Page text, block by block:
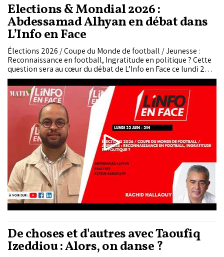
Élections & Mondial 2026 :
Abdessamad Alhyan en débat dans
L’Info en Face
Élections 2026 / Coupe du Monde de football / Jeunesse :
Reconnaissance en football, Ingratitude en politique ? Cette
question sera au cœur du débat de L’Info en Face ce lundi 22
juin. Pour en discuter, Rachid Hallaouy reçoit Abdessamad
Alhyan, analyste & acteur associatif.
De choses et d'autres avec Taoufiq
Izeddiou : Alors, on danse ?